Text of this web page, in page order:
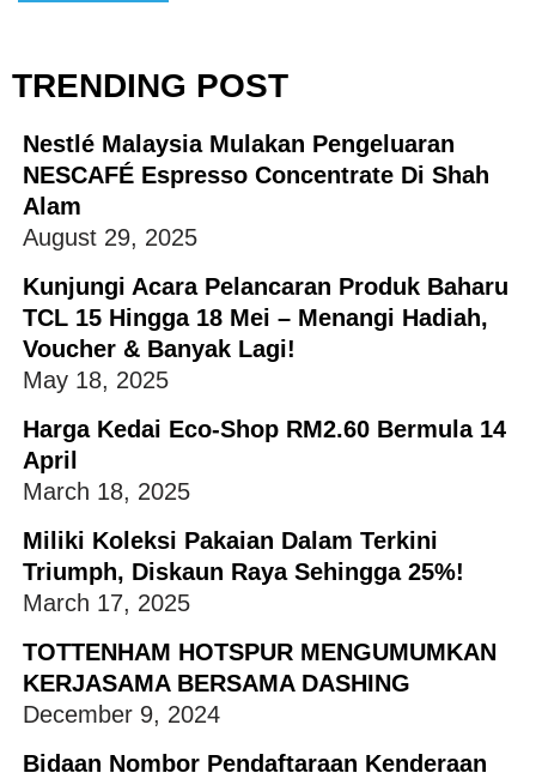
TRENDING POST
Nestlé Malaysia Mulakan Pengeluaran
NESCAFÉ Espresso Concentrate Di Shah
Alam
August 29, 2025
Kunjungi Acara Pelancaran Produk Baharu
TCL 15 Hingga 18 Mei – Menangi Hadiah,
Voucher & Banyak Lagi!
May 18, 2025
Harga Kedai Eco-Shop RM2.60 Bermula 14
April
March 18, 2025
Miliki Koleksi Pakaian Dalam Terkini
Triumph, Diskaun Raya Sehingga 25%!
March 17, 2025
TOTTENHAM HOTSPUR MENGUMUMKAN
KERJASAMA BERSAMA DASHING
December 9, 2024
Bidaan Nombor Pendaftaraan Kenderaan